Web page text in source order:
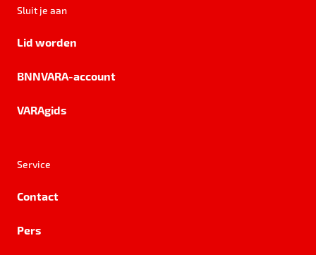
Sluit je aan
Lid worden
BNNVARA-account
VARAgids
Service
Contact
Pers